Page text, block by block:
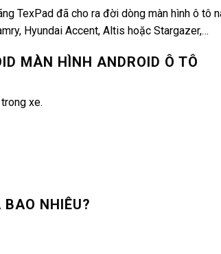
TexPad đã cho ra đời dòng màn hình ô tô
Hyundai Accent, Altis hoặc Stargazer,…
MÀN HÌNH ANDROID Ô TÔ
xe.
NHIÊU?